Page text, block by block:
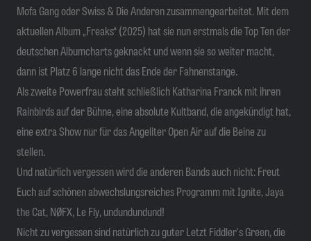
Mofa Gang oder Swiss & Die Anderen zusammengearbeitet. Mit dem
aktuellen Album „Freaks“ (2025) hat sie nun erstmals die Top Ten der
deutschen Albumcharts geknackt und wenn sie so weiter macht,
dann ist Platz 6 lange nicht das Ende der Fahnenstange.
Als zweite Powerfrau steht schließlich Katharina Franck mit ihren
Rainbirds auf der Bühne, eine absolute Kultband, die angekündigt hat,
eine extra Show nur für das Angeliter Open Air auf die Beine zu
stellen.
Und natürlich vergessen wird die anderen Bands auch nicht: Freut
Euch auf schönen abwechslungsreiches Programm mit Ignite, Jaya
the Cat, NØFX, Le Fly, undundundund!
Nicht zu vergessen sind natürlich zu guter Letzt Fiddler's Green, die